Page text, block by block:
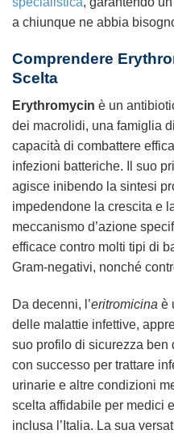
a chiunque ne abbia
Comprendere
Scelta
Erythromycin è un
dei macrolidi, una famiglia
capacità di combattere
infezioni batteriche. Il suo
agisce inibendo la sintesi
impedendone la crescita e
meccanismo d’azione
efficace contro molti tipi di
Gram-negativi, nonché
Da decenni, l’eritromicina è
delle malattie infettive,
suo profilo di sicurezza ben
con successo per trattare
urinarie e altre condizioni
scelta affidabile per medici
inclusa l’Italia. La sua